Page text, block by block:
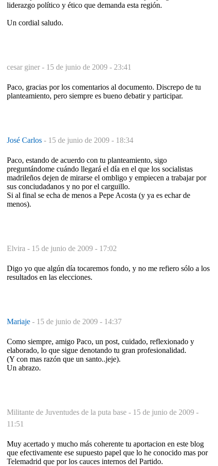
liderazgo político y ético que demanda esta región.
Un cordial saludo.
cesar giner - 15 de junio de 2009 - 23:41
Paco, gracias por los comentarios al documento. Discrepo de tu
planteamiento, pero siempre es bueno debatir y participar.
José Carlos - 15 de junio de 2009 - 18:34
Paco, estando de acuerdo con tu planteamiento, sigo
preguntándome cuándo llegará el día en el que los socialistas
madrileños dejen de mirarse el ombligo y empiecen a trabajar por
sus conciudadanos y no por el carguillo.
Si al final se echa de menos a Pepe Acosta (y ya es echar de
menos).
Elvira - 15 de junio de 2009 - 17:02
Digo yo que algún día tocaremos fondo, y no me refiero sólo a los
resultados en las elecciones.
Mariaje - 15 de junio de 2009 - 14:37
Como siempre, amigo Paco, un post, cuidado, reflexionado y
elaborado, lo que sigue denotando tu gran profesionalidad.
(Y con mas razón que un santo..jeje).
Un abrazo.
Militante de Juventudes de la puta base - 15 de junio de 2009 -
11:51
Muy acertado y mucho más coherente tu aportacion en este blog
que efectivamente ese supuesto papel que lo he conocido mas por
Telemadrid que por los cauces internos del Partido.